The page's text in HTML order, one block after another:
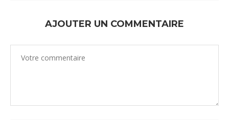
AJOUTER UN COMMENTAIRE